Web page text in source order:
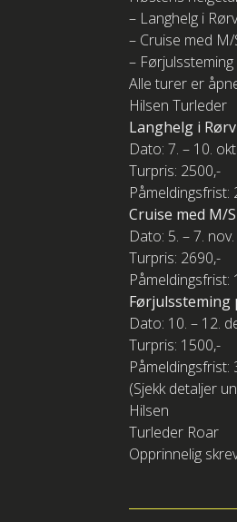
– Langhelg i
– Cruise med M/
–
Alle turer er
Hilsen Turleder
Langhelg i
Dato: 7. – 10. okt.
Turpris: 2500,-
Påmeldingsfrist:
Cruise med M/
Dato: 5. – 7. nov.
Turpris: 2690,-
Påmeldingsfrist:
Førjulssteming
Dato: 10. – 12.
Turpris: 1500,-
Påmeldingsfrist:
(Sjekk detaljer
Hilsen
Turleder Roar
Opprinnelig